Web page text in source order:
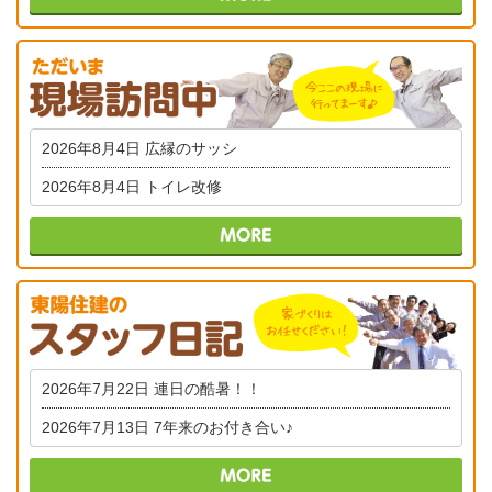
2026年8月4日 広縁のサッシ
2026年8月4日 トイレ改修
2026年7月22日 連日の酷暑！！
2026年7月13日 7年来のお付き合い♪